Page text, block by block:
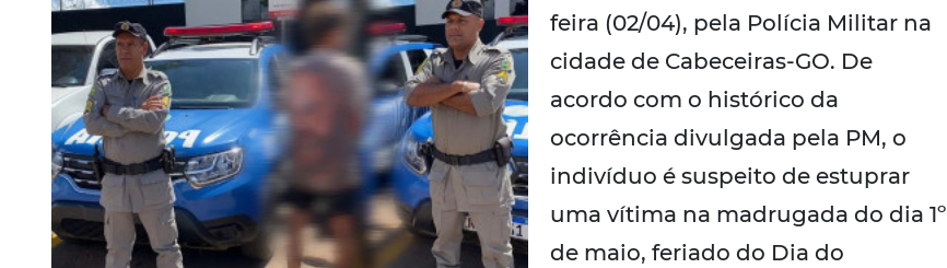
feira (02/04), pela Polícia Militar na
cidade de Cabeceiras-GO. De
acordo com o histórico da
ocorrência divulgada pela PM, o
indivíduo é suspeito de estuprar
uma vítima na madrugada do dia 1º
de maio, feriado do Dia do